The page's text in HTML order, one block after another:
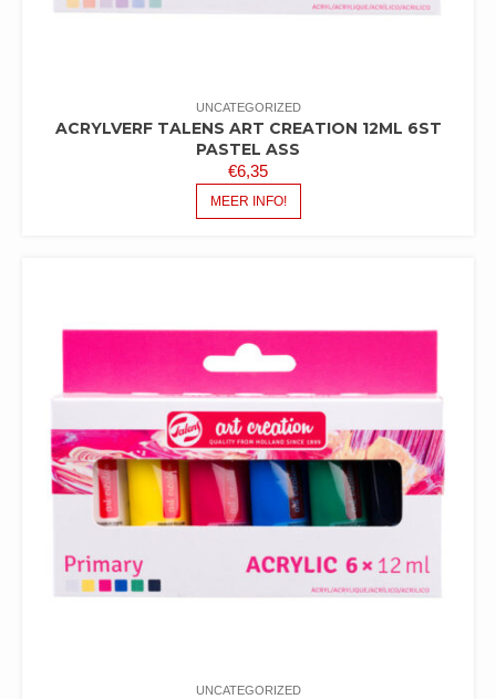
UNCATEGORIZED
ACRYLVERF TALENS ART CREATION 12ML 6ST
PASTEL ASS
€6,35
MEER INFO!
UNCATEGORIZED